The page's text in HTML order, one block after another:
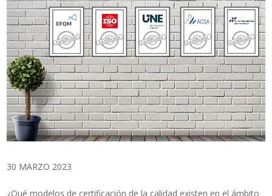
30 MARZO 2023
¿Qué modelos de certificación de la calidad existen en el ámbito